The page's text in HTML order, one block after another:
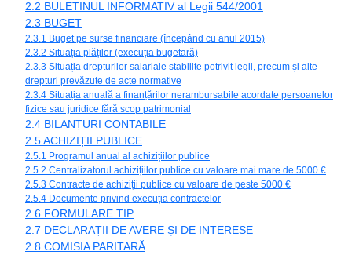
2.2 BULETINUL INFORMATIV al Legii 544/2001
2.3 BUGET
2.3.1 Buget pe surse financiare (începând cu anul 2015)
2.3.2 Situația plăților (execuția bugetară)
2.3.3 Situația drepturilor salariale stabilite potrivit legii, precum și alte
drepturi prevăzute de acte normative
2.3.4 Situația anuală a finanțărilor nerambursabile acordate persoanelor
fizice sau juridice fără scop patrimonial
2.4 BILANȚURI CONTABILE
2.5 ACHIZIȚII PUBLICE
2.5.1 Programul anual al achizițiilor publice
2.5.2 Centralizatorul achizițiilor publice cu valoare mai mare de 5000 €
2.5.3 Contracte de achiziții publice cu valoare de peste 5000 €
2.5.4 Documente privind execuția contractelor
2.6 FORMULARE TIP
2.7 DECLARAȚII DE AVERE ȘI DE INTERESE
2.8 COMISIA PARITARĂ